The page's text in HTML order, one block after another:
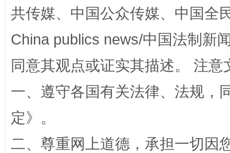
漫山遍野的桃花与雪山、麦地、白藏房 除
共传媒、中国公众传媒、中国全
China publics news/中国法制新
同意其观点或证实其描述。 注
一、遵守各国有关法律、法规，
定》。
二、尊重网上道德，承担一切因